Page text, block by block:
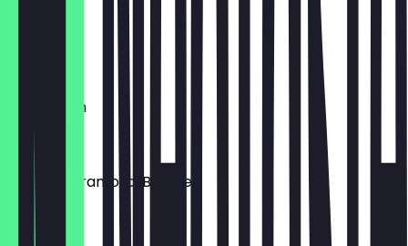
Hafermilch
€ 0,50
Low Caf: Aramosa, Brasilien
€ 0,50